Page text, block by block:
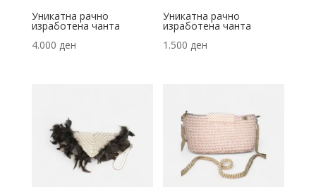
Уникатна рачно
изработена чанта
4.000 ден
Уникатна рачно
изработена чанта
1.500ден